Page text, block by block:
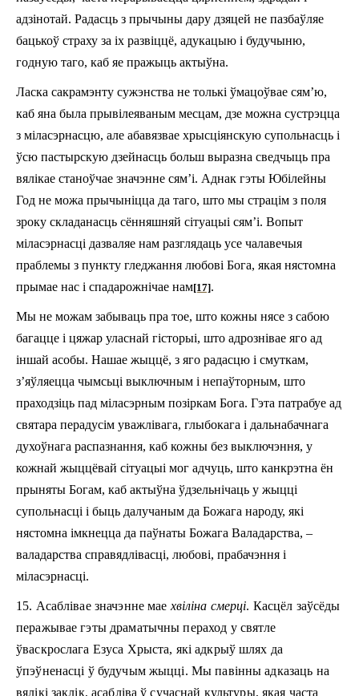
адзінотай. Радасць з прычыны дару дзяцей не пазбаўляе
бацькоў страху за іх развіццё, адукацыю і будучыню,
годную таго, каб яе пражыць актыўна.
Ласка сакрамэнту сужэнства не толькі ўмацоўвае сям’ю,
каб яна была прывілеяваным месцам, дзе можна сустрэцца
з міласэрнасцю, але абавязвае хрысціянскую супольнасць і
ўсю пастырскую дзейнасць больш выразна сведчыць пра
вялікае станоўчае значэнне сям’і. Аднак гэты Юбілейны
Год не можа прычыніцца да таго, што мы страцім з поля
зроку складанасць сённяшняй сітуацыі сям’і. Вопыт
міласэрнасці дазваляе нам разглядаць усе чалавечыя
праблемы з пункту гледжання любові Бога, якая нястомна
прымае нас i спадарожнічае нам[17].
Мы не можам забываць пра тое, што кожны нясе з сабою
багацце і цяжар уласнай гісторыі, што адрознівае яго ад
іншай асобы. Нашае жыццё, з яго радасцю і смуткам,
з’яўляецца чымсьці выключным і непаўторным, што
праходзіць пад міласэрным позіркам Бога. Гэта патрабуе ад
святара перадусім уважлівага, глыбокага i дальнабачнага
духоўнага распазнання, каб кожны без выключэння, у
кожнай жыццёвай сітуацыі мог адчуць, што канкрэтна ён
прыняты Богам, каб актыўна ўдзельнічаць у жыцці
супольнасці i быць далучаным да Божага народу, які
нястомна імкнецца да паўнаты Божага Валадарства, –
валадарства справядлівасці, любові, прабачэння i
міласэрнасці.
15. Асаблівае значэнне мае хвіліна смерці. Касцёл заўсёды
перажывае гэты драматычны пераход у святле
ўваскрослага Езуса Хрыста, які адкрыў шлях да
ўпэўненасці ў будучым жыцці. Мы павінны адказаць на
вялікі заклік, асабліва ў сучаснай культуры, якая часта